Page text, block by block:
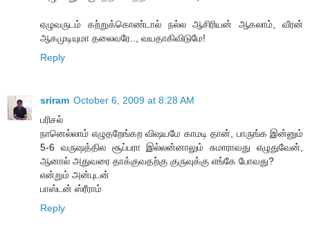
ஏழுவருடம் கற்றுக்கொண்டால் நல்ல ஆசிரியன் ஆகலாம், வீரன்
ஆகமுடியுமா தலைவரே.., வயதாகிவிடுமே!
Reply
sriram October 6, 2009 at 8:28 AM
பரிசல்
நானெல்லாம் எழுதறேங்கற விஷயமே காமடி தான், பாருங்க இன்னும்
5-6 வருஷத்தில சூப்பரா இல்லன்னாலும் சுமாராவது எழுதுவேன்,
ஆனால் அதுவரை தாக்குவதற்கு குருவுக்கு எங்கே போவது?
என்றும் அன்புடன்
பாஸ்டன் ஸ்ரீராம்
Reply